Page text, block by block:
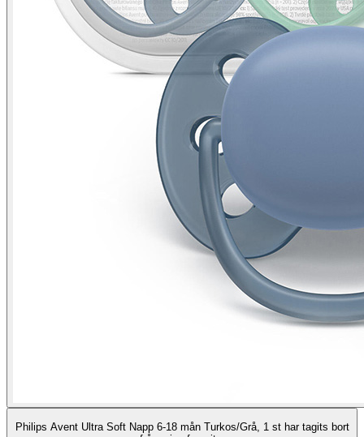
Philips Avent Ultra Soft Napp 6-18 mån Turkos/Grå, 1 st har tagits bort